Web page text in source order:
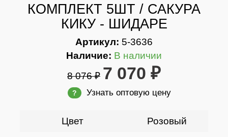
КОМПЛЕКТ 5ШТ / САКУРА
КИКУ - ШИДАРЕ
Артикул: 5-3636
Наличие: В наличии
8 076 ₽ 7 070 ₽
? Узнать оптовую цену
Цвет Розовый